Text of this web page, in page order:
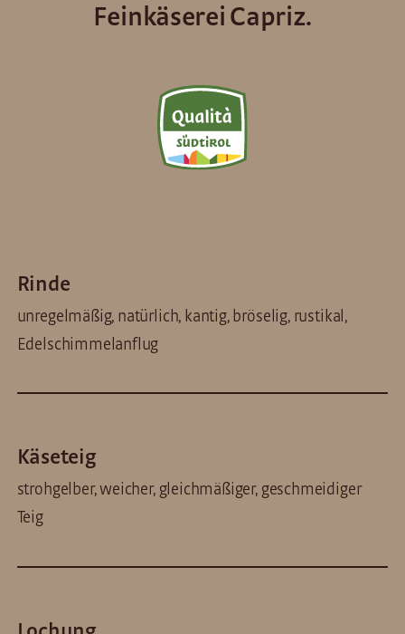
Feinkäserei Capriz.
Rinde
unregelmäßig, natürlich, kantig, bröselig, rustikal,
Edelschimmelanflug
Käseteig
strohgelber, weicher, gleichmäßiger, geschmeidiger
Teig